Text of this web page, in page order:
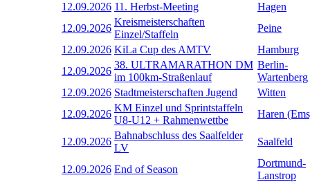
12.09.2026 11. Herbst-Meeting
Hagen
12.09.2026
Kreismeisterschaften
Einzel/Staffeln
Peine
12.09.2026 KiLa Cup des AMTV
Hamburg
12.09.2026
38. ULTRAMARATHON DM
im 100km-Straßenlauf
Berlin-
Wartenberg
12.09.2026 Stadtmeisterschaften Jugend
Witten
12.09.2026
KM Einzel und Sprintstaffeln
U8-U12 + Rahmenwettbe
Haren
12.09.2026
Bahnabschluss des Saalfelder
LV
Saalfeld
12.09.2026 End of Season
Dortmund-
Lanstrop